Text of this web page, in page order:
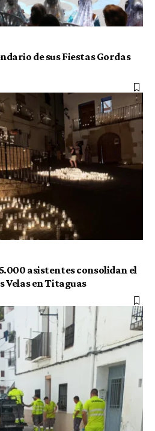
de sus Fiestas Gordas
asistentes consolidan el
Velas en Titaguas